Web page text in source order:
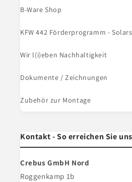
B-Ware Shop
KFW 442 Förderprogramm -
Wir l(i)eben Nachhaltigkeit
Dokumente / Zeichnungen
Zubehör zur Montage
Kontakt - So erreichen Sie uns
Crebus GmbH Nord
Roggenkamp 1b